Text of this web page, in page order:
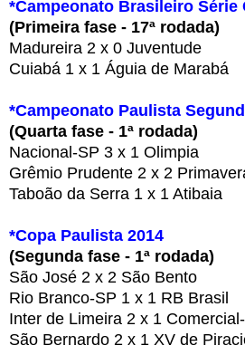
*Campeonato Brasileiro Série
(Primeira fase - 17ª rodada)
Madureira 2 x 0 Juventude
Cuiabá 1 x 1 Águia de Marabá
*Campeonato Paulista
(Quarta fase - 1ª rodada)
Nacional-SP 3 x 1 Olimpia
Grêmio Prudente 2 x 2
Taboão da Serra 1 x 1 Atibaia
*Copa Paulista 2014
(Segunda fase - 1ª rodada)
São José 2 x 2 São Bento
Rio Branco-SP 1 x 1 RB Brasil
Inter de Limeira 2 x 1
São Bernardo 2 x 1 XV de